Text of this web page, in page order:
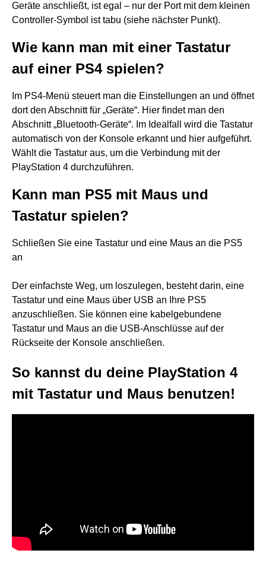
Geräte anschließt, ist egal – nur der Port mit dem kleinen
Controller-Symbol ist tabu (siehe nächster Punkt).
Wie kann man mit einer Tastatur
auf einer PS4 spielen?
Im PS4-Menü steuert man die Einstellungen an und öffnet
dort den Abschnitt für „Geräte“. Hier findet man den
Abschnitt „Bluetooth-Geräte“. Im Idealfall wird die Tastatur
automatisch von der Konsole erkannt und hier aufgeführt.
Wählt die Tastatur aus, um die Verbindung mit der
PlayStation 4 durchzuführen.
Kann man PS5 mit Maus und
Tastatur spielen?
Schließen Sie eine Tastatur und eine Maus an die PS5
an
Der einfachste Weg, um loszulegen, besteht darin, eine
Tastatur und eine Maus über USB an Ihre PS5
anzuschließen. Sie können eine kabelgebundene
Tastatur und Maus an die USB-Anschlüsse auf der
Rückseite der Konsole anschließen.
So kannst du deine PlayStation 4
mit Tastatur und Maus benutzen!